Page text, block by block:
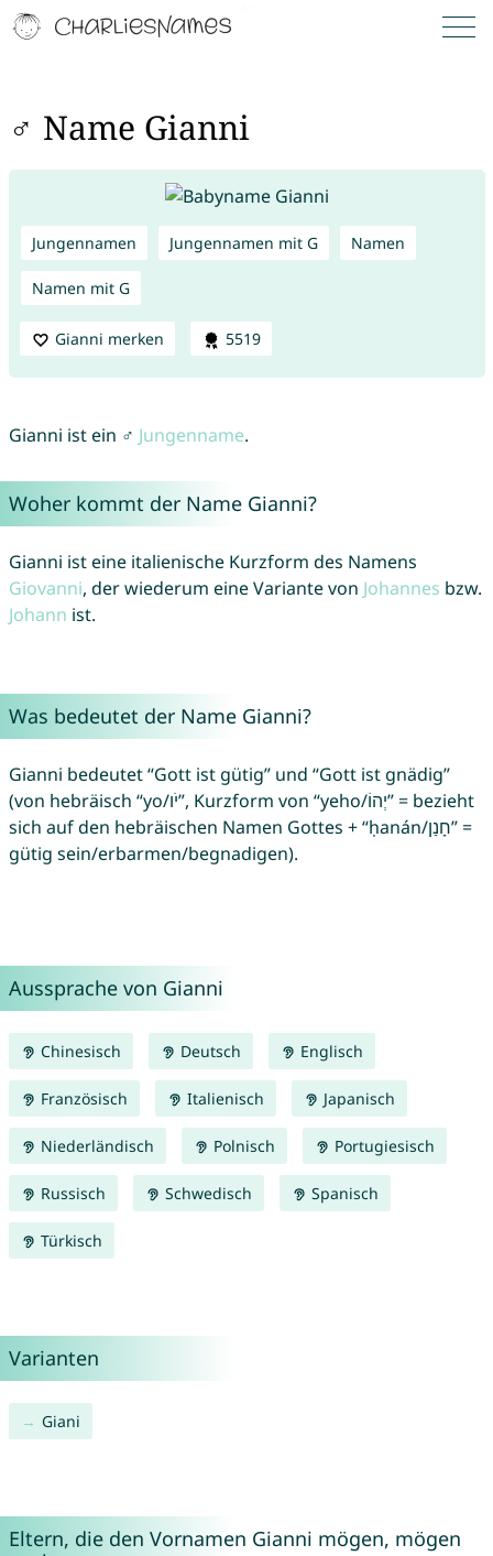
♂ Name Gianni
Jungennamen Jungennamen mit G Namen
Namen mit G
Gianni merken 5519
Gianni ist ein ♂ Jungenname.
Woher kommt der Name Gianni?
Gianni ist eine italienische Kurzform des Namens
Giovanni, der wiederum eine Variante von Johannes bzw.
Johann ist.
Was bedeutet der Name Gianni?
Gianni bedeutet “Gott ist gütig” und “Gott ist gnädig”
(von hebräisch “yo/יֹו”, Kurzform von “yeho/יְהוֹ” = bezieht
sich auf den hebräischen Namen Gottes + “ḥanán/חָנַן” =
gütig sein/erbarmen/begnadigen).
Aussprache von Gianni
Chinesisch Deutsch Englisch
Französisch Italienisch Japanisch
Niederländisch Polnisch Portugiesisch
Russisch Schwedisch Spanisch
Türkisch
Varianten
Giani
Eltern, die den Vornamen Gianni mögen, mögen